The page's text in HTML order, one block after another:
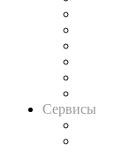
Сервисы